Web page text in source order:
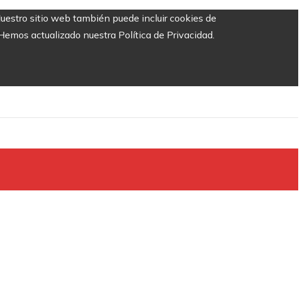
sitio web también puede incluir cookies de
actualizado nuestra Política de Privacidad.